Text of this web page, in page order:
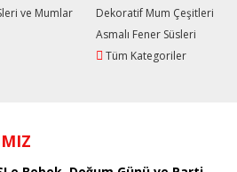
ve Mumlar
Dekoratif Mum Çeşitleri
Asmalı Fener Süsleri
Tüm Kategoriler